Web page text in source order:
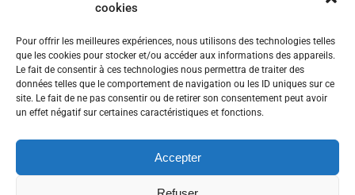
cookies
Pour offrir les meilleures expériences, nous utilisons des technologies telles
que les cookies pour stocker et/ou accéder aux informations des appareils.
Le fait de consentir à ces technologies nous permettra de traiter des
données telles que le comportement de navigation ou les ID uniques sur ce
site. Le fait de ne pas consentir ou de retirer son consentement peut avoir
un effet négatif sur certaines caractéristiques et fonctions.
Accepter
Mairie de Condrieu | Copyright © 2023 |Mentions légales